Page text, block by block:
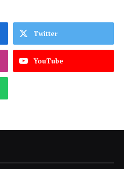
Twitter
YouTube